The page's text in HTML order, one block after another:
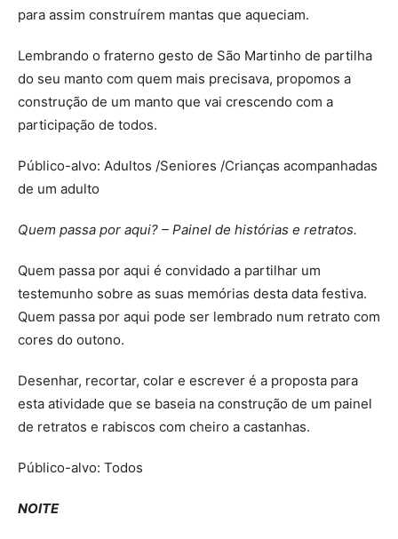
para assim construírem mantas que aqueciam.
Lembrando o fraterno gesto de São Martinho de partilha
do seu manto com quem mais precisava, propomos a
construção de um manto que vai crescendo com a
participação de todos.
Público-alvo: Adultos /Seniores /Crianças acompanhadas
de um adulto
Quem passa por aqui? – Painel de histórias e retratos.
Quem passa por aqui é convidado a partilhar um
testemunho sobre as suas memórias desta data festiva.
Quem passa por aqui pode ser lembrado num retrato com
cores do outono.
Desenhar, recortar, colar e escrever é a proposta para
esta atividade que se baseia na construção de um painel
de retratos e rabiscos com cheiro a castanhas.
Público-alvo: Todos
NOITE